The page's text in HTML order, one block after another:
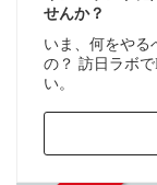
せんか？
いま、何をやる
の？ 訪日ラボ
い。